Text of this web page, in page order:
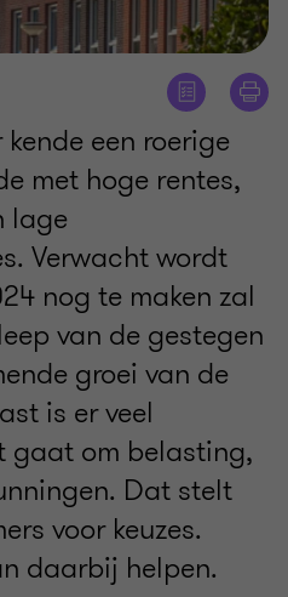
een roerige
met hoge rentes,
lage
Verwacht wordt
nog te maken zal
van de gestegen
groei van de
is er veel
gaat om belasting,
Dat stelt
voor keuzes.
daarbij helpen.